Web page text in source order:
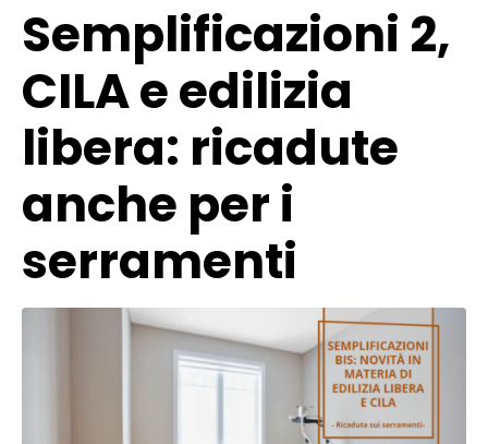
Semplificazioni 2,
CILA e edilizia
libera: ricadute
anche per i
serramenti